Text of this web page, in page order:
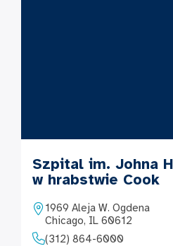
Szpital im. Johna
w hrabstwie Cook
1969 Aleja W. Ogdena
Chicago, IL 60612
(312) 864-6000